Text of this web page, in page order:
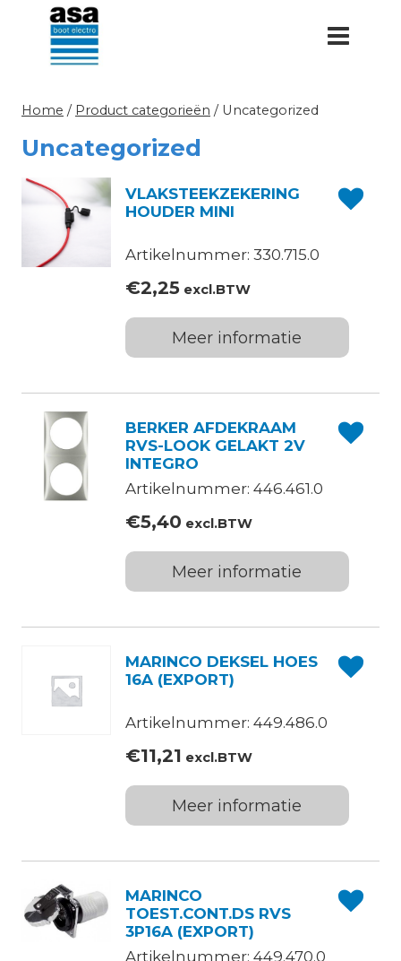
Doorgaan
inhoud
Home / Product categorieën / Uncategorized
Uncategorized
VLAKSTEEKZEKERING
HOUDER MINI
Artikelnummer: 330.715.0
€2,25excl.BTW
Meer informatie
BERKER AFDEKRAAM
RVS-LOOK GELAKT 2V
INTEGRO
Artikelnummer: 446.461.0
€5,40 excl.BTW
Meer informatie
MARINCO DEKSEL HOES
16A (EXPORT)
Artikelnummer: 449.486.0
€11,21 excl.BTW
Meer informatie
MARINCO
TOEST.CONT.DS RVS
3P16A (EXPORT)
Artikelnummer: 449.470.0